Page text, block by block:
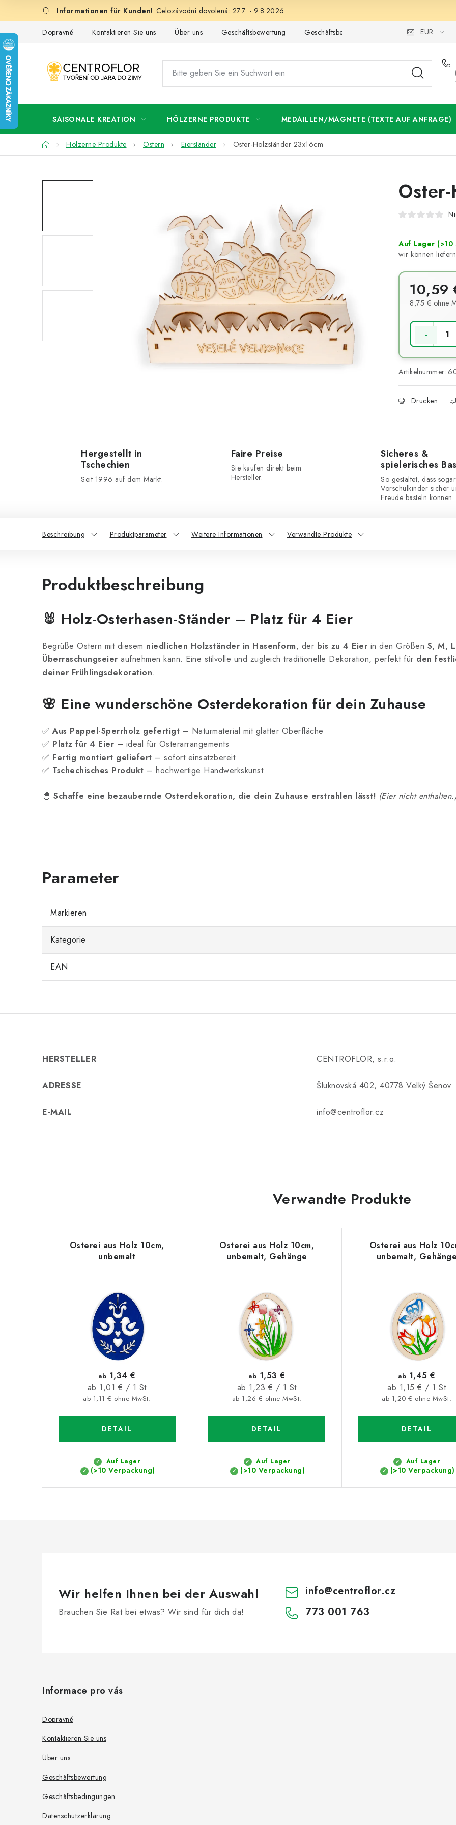
Celozávodní dovolená: 27.7. - 9.8.2026
Dopravné Kontaktieren Sie uns Über uns Geschäftsbewertung Geschäftsbedingungen EUR
SAISONALE KREATION HÖLZERNE PRODUKTE MEDAILLEN/MAGNETE (TEXTE AUF ANFRAGE)
StartseiteHölzerne Produkte Ostern Eierständer Oster-Holzständer 23x16cm
Auf Lager (>10
10,59
8,75 € ohne
Artikelnummer:
Drucken
Hergestellt in
Tschechien
Seit 1996 auf dem Markt.
Faire Preise
Sie kaufen direkt beim
Hersteller.
Sicheres &
spielerisches
So gestaltet, dass sogar
Vorschulkinder sicher
Freude basteln können.
Beschreibung Produktparameter Weitere Informationen Verwandte Produkte
Produktbeschreibung
🐰 Holz-Osterhasen-Ständer – Platz für 4 Eier
Begrüße Ostern mit diesem niedlichen Holzständer in Hasenform, der bis zu 4 Eier in den Größen S, M,
Überraschungseier aufnehmen kann. Eine stilvolle und zugleich traditionelle Dekoration, perfekt für den
deiner Frühlingsdekoration.
🌸 Eine wunderschöne Osterdekoration für dein Zuhause
✅ Aus Pappel-Sperrholz gefertigt – Naturmaterial mit glatter Oberfläche
✅ Platz für 4 Eier – ideal für Osterarrangements
✅ Fertig montiert geliefert – sofort einsatzbereit
✅ Tschechisches Produkt – hochwertige Handwerkskunst
🐣 Schaffe eine bezaubernde Osterdekoration, die dein Zuhause erstrahlen lässt! (Eier nicht
Markieren
Kategorie
EAN
HERSTELLER CENTROFLOR, s.r.o.
ADRESSE Šluknovská 402, 40778 Velký Šenov
E-MAIL info@centroflor.cz
Verwandte Produkte
Osterei aus Holz 10cm,
unbemalt
Auf Lager
(>10 Verpackung)
ab 1,11 € ohne MwSt.
ab 1,34 €
Verkaufspreis:
ab 1,01 € / 1 St
DETAIL
Osterei aus Holz 10cm,
unbemalt, Gehänge
Auf Lager
(>10 Verpackung)
ab 1,26 € ohne MwSt.
ab 1,53 €
Verkaufspreis:
ab 1,23 € / 1 St
DETAIL
Osterei aus Holz
unbemalt,
Auf Lager
(>10 Verpackung)
ab 1,20 € ohne MwSt.
ab 1,45 €
Verkaufspreis:
ab 1,15 € / 1 St
DETAIL
Wir helfen Ihnen bei der Auswahl
Brauchen Sie Rat bei etwas? Wir sind für dich da!
info@centroflor.cz
773 001 763
Informace pro vás
Dopravné
Kontaktieren Sie uns
Über uns
Geschäftsbewertung
Geschäftsbedingungen
Datenschutzerklärung